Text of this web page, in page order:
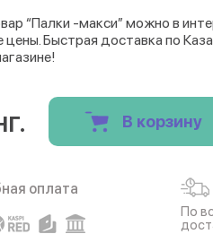
“Палки -макси” можно в
Быстрая доставка по
В корзину
оплата
По